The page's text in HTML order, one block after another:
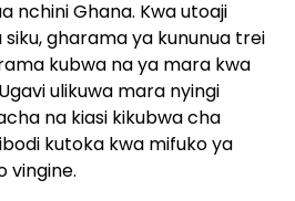
nchini Ghana. Kwa utoaji
gharama ya kununua trei
kubwa na ya mara kwa
ulikuwa mara nyingi
na kiasi kikubwa cha
kutoka kwa mifuko ya
vingine.